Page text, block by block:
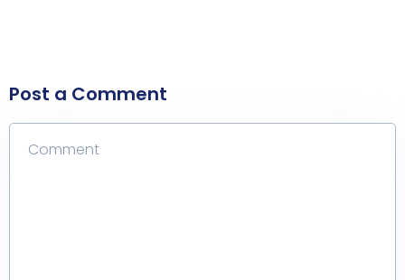
Post a Comment